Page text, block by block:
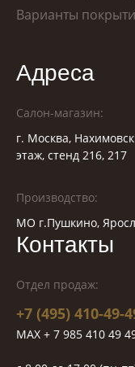
Варианты
Адреса
Салон-магазин:
г. Москва,
этаж, стенд 216, 217
Производство:
МО г.Пушкино,
Контакты
Отдел продаж:
+7 (495) 410-49-
MAX + 7 985 410 49